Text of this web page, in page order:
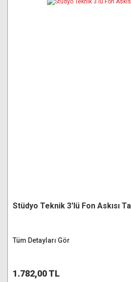
Stüdyo Teknik 3'lü Fon Askısı
Tüm Detayları Gör
1.782,00 TL